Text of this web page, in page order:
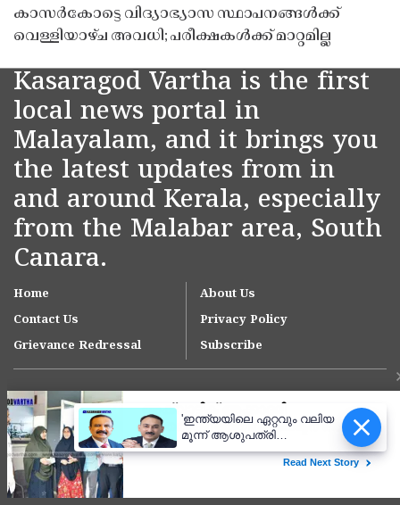
കാസർകോട്ടെ വിദ്യാഭ്യാസ സ്ഥാപനങ്ങൾക്ക്
വെള്ളിയാഴ്ച അവധി; പരീക്ഷകൾക്ക് മാറ്റമില്ല
Kasaragod Vartha is the first
local news portal in
Malayalam, and it brings you
the latest updates from in
and around Kerala, especially
from the Malabar area, South
Canara.
Home
About Us
Contact Us
Privacy Policy
Grievance Redressal
Subscribe
Copyright © 2007-
'ഇന്ത്യയിലെ ഏറ്റവും വലിയ
മൂന്ന് ആശുപത്രി
ശൃംഖലകളിൽ ഒന്നായി
ആസ്റ്റർ ഡിഎം ക്വാളിറ്റി
ആശുപത്രിക്ക് സുപ്രധാന